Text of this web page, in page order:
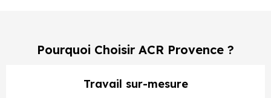
Pourquoi Choisir ACR Provence ?
Travail sur-mesure